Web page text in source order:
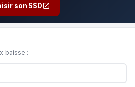
son SSD
baisse :